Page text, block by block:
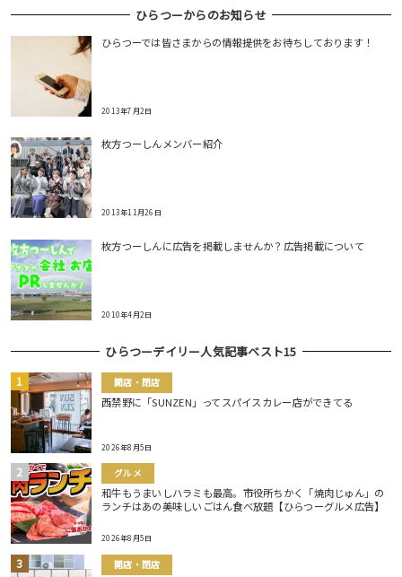
ひらつーからのお知らせ
ひらつーでは皆さまからの情報提供をお待ちしております！
2013年7月2日
枚方つーしんメンバー紹介
2013年11月26日
枚方つーしんに広告を掲載しませんか？広告掲載について
2010年4月2日
ひらつーデイリー人気記事ベスト15
開店・閉店
西禁野に「SUNZEN」ってスパイスカレー店ができてる
2026年8月5日
グルメ
和牛もうまいしハラミも最高。市役所ちかく「焼肉じゅん」の
ランチはあの美味しいごはん食べ放題【ひらつーグルメ広告】
2026年8月5日
開店・閉店